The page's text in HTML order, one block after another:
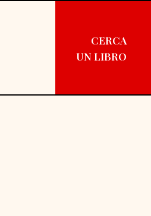
CERCA
UN LIBRO